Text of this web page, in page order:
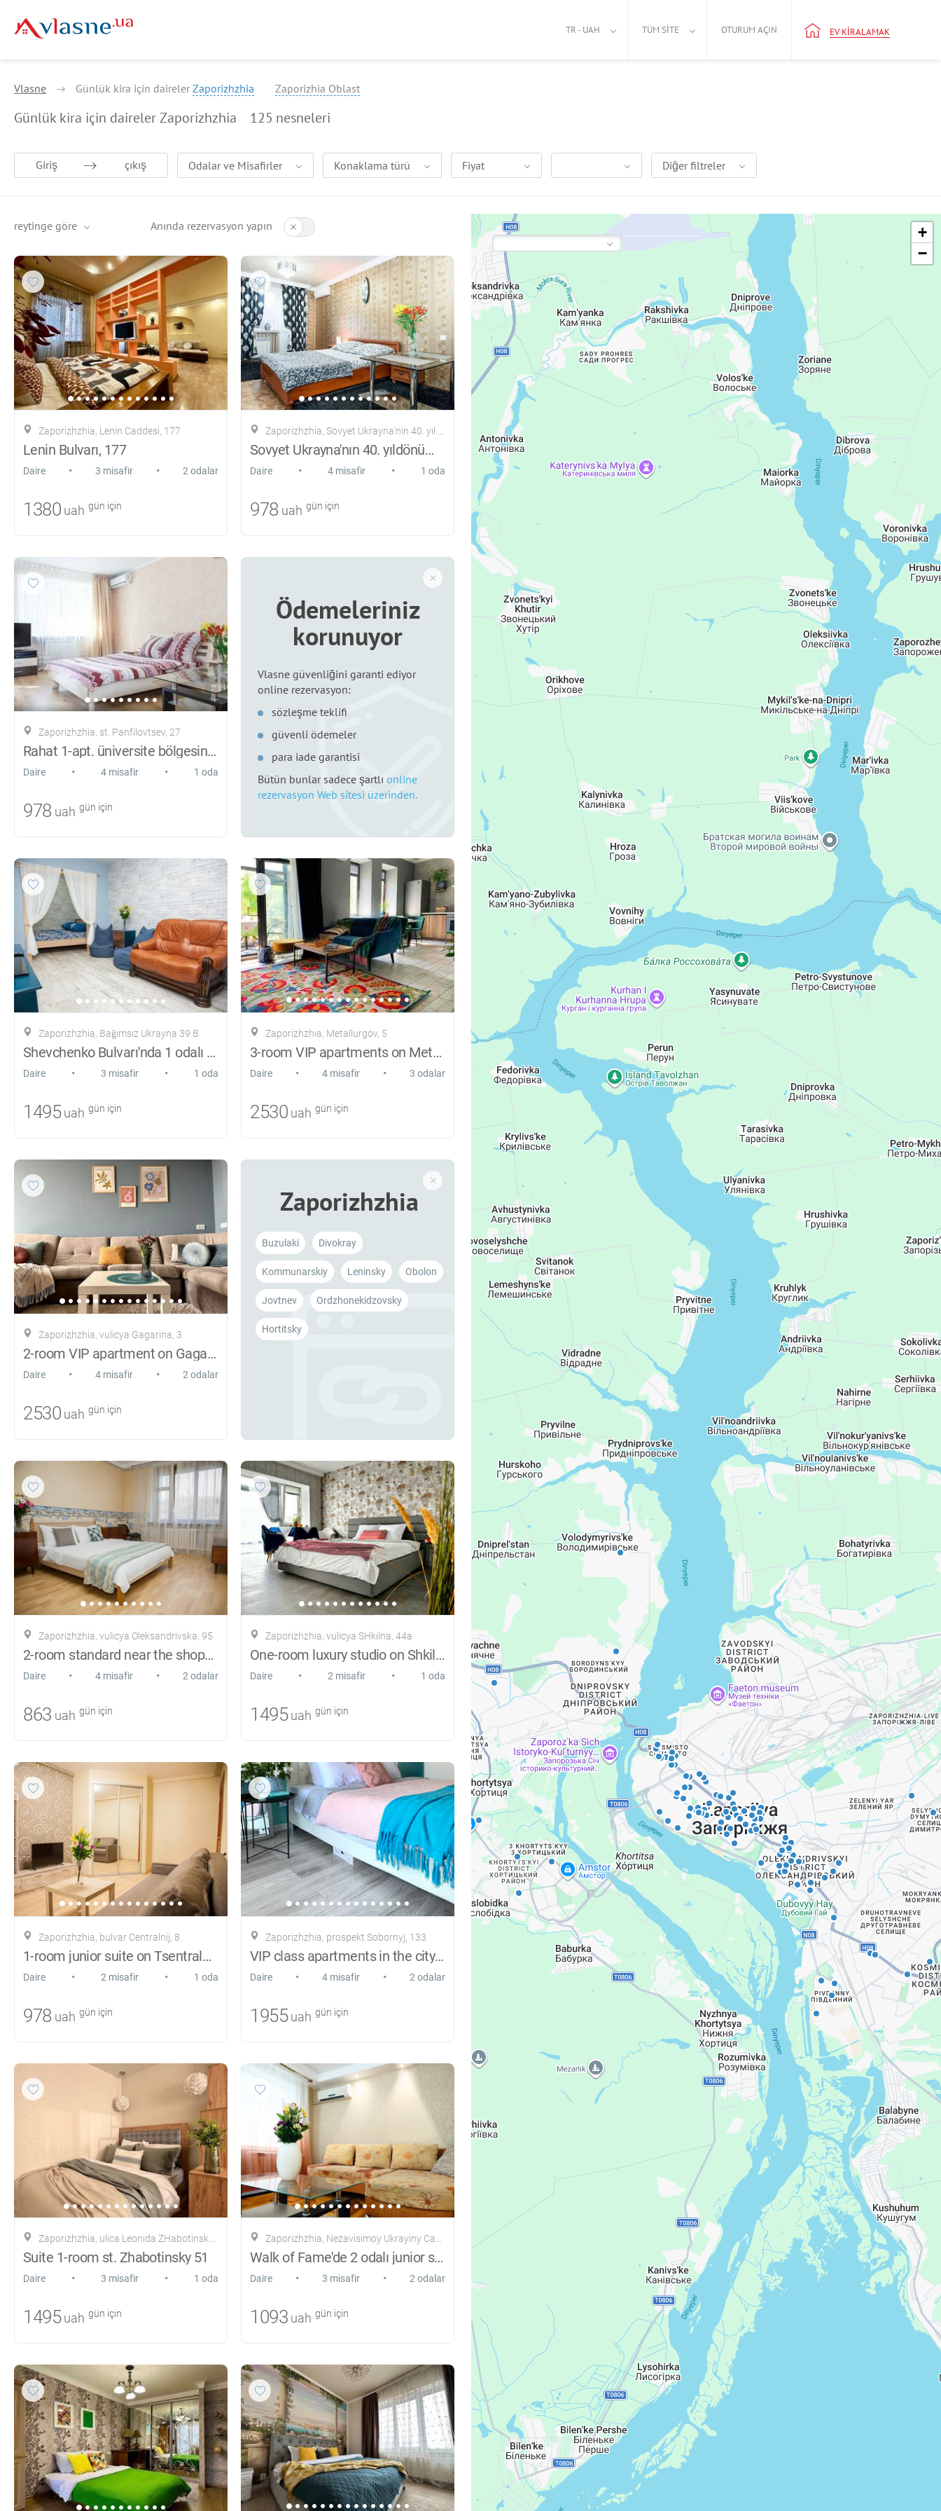
TR - UAH TÜM SITE OTURUM AÇIN EV KIRALAMAK
Vlasne Günlük kira için daireler Zaporizhzhia Zaporizhia Oblast
Günlük kira için daireler Zaporizhzhia 125 nesneleri
Giriş çıkış Odalar ve Misafirler Konaklama türü Fiyat Diğer filtreler
reytinge göre Anında rezervasyon yapın
Zaporizhzhia, Lenin Caddesi, 177
Lenin Bulvarı, 177
Daire • 3 misafir • 2 odalar
1380 uah gün için
Zaporizhzhia, Sovyet Ukrayna'nın 40. yıl dönümü, 63
Sovyet Ukrayna'nın 40. yıldönümü, 63
Daire • 4 misafir • 1 oda
978 uah gün için
Zaporizhzhia, st. Panfilovtsev, 27
Rahat 1-apt. üniversite bölgesinde
Daire • 4 misafir • 1 oda
978 uah gün için
Ödemeleriniz
korunuyor
Vlasne güvenliğini garanti ediyor
online rezervasyon:
sözleşme teklifi
güvenli ödemeler
para iade garantisi
Bütün bunlar sadece şartlı online
rezervasyon Web sitesi üzerinden.
Zaporizhzhia, Bağımsız Ukrayna 39 B
Shevchenko Bulvarı'nda 1 odalı süit
Daire • 3 misafir • 1 oda
1495 uah gün için
Zaporizhzhia, Metallurgov, 5
3-room VIP apartments on Metallurgov
Daire • 4 misafir • 3 odalar
2530 uah gün için
Zaporizhzhia, vulicya Gagarіna, 3
2-room VIP apartment on Gagarina
Daire • 4 misafir • 2 odalar
2530 uah gün için
Zaporizhzhia
Buzulaki Divokray
Kommunarskiy Lenіnsky Obolon
Jovtnev Ordzhonekіdzovsky
Hortitsky
Zaporizhzhia, vulicya Oleksandrіvska, 95
2-room standard near the shopping center Aurora
Daire • 4 misafir • 2 odalar
863 uah gün için
Zaporizhzhia, vulicya SHkіlna, 44a
One-room luxury studio on Shkilnaya
Daire • 2 misafir • 1 oda
1495 uah gün için
Zaporizhzhia, bulvar Centralnij, 8
1-room junior suite on Tsentralny Blvd.
Daire • 2 misafir • 1 oda
978 uah gün için
Zaporizhzhia, prospekt Sobornyj, 133
VIP class apartments in the city center
Daire • 4 misafir • 2 odalar
1955 uah gün için
Zaporizhzhia, ulica Leonida ZHabotinskogo, 51
Suite 1-room st. Zhabotinsky 51
Daire • 3 misafir • 1 oda
1495 uah gün için
Zaporizhzhia, Nezavisimoy Ukrayiny Caddesi, 39G
Walk of Fame'de 2 odalı junior süitin günlük kirası.
Daire • 3 misafir • 2 odalar
1093 uah gün için
+
−